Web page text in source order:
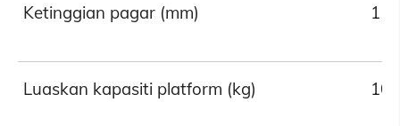
Ketinggian pagar (mm)
Luaskan kapasiti platform (kg) 100